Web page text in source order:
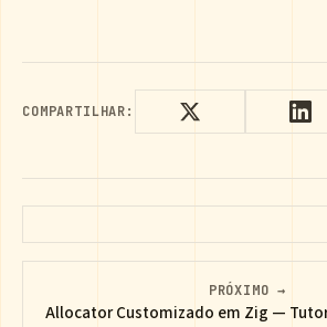
COMPARTILHAR:
PRÓXIMO →
Allocator Customizado em Zig —